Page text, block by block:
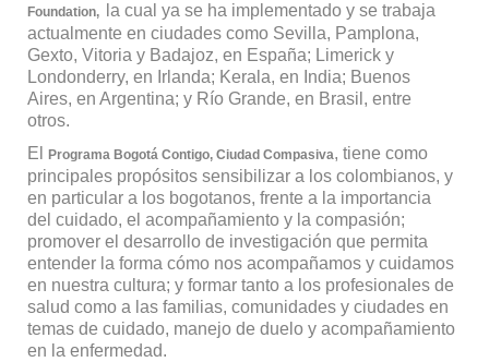
Foundation,
la cual ya se ha implementado y se trabaja
actualmente en ciudades como Sevilla, Pamplona,
Gexto, Vitoria y Badajoz, en España; Limerick y
Londonderry, en Irlanda; Kerala, en India; Buenos
Aires, en Argentina; y Río Grande, en Brasil, entre
otros.
El
Programa Bogotá Contigo, Ciudad Compasiva, tiene como
principales propósitos sensibilizar a los colombianos, y
en particular a los bogotanos, frente a la importancia
del cuidado, el acompañamiento y la compasión;
promover el desarrollo de investigación que permita
entender la forma cómo nos acompañamos y cuidamos
en nuestra cultura; y formar tanto a los profesionales de
salud como a las familias, comunidades y ciudades en
temas de cuidado, manejo de duelo y acompañamiento
en la enfermedad.